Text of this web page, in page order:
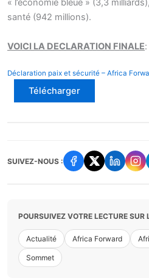
« l’économie bleue » (3,3
santé (942 millions).
VOICI LA DECLARATION FINALE:
Déclaration paix et sécurité – Africa
Télécharger
SUIVEZ-NOUS :
POURSUIVEZ VOTRE LECTURE SUR
Actualité Africa Forward
Sommet